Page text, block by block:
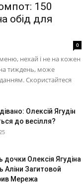
150
обід для
0
нехай і не на кожен
тиждень, може
Скористайтеся
Олексій Ягудін
до весілля?
дочки Олексія Ягудіна
Аліни Загитовой
Мережа